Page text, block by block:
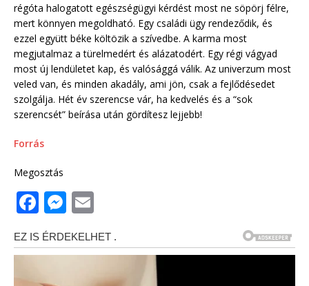
régóta halogatott egészségügyi kérdést most ne söpörj félre,
mert könnyen megoldható. Egy családi ügy rendeződik, és
ezzel együtt béke költözik a szívedbe. A karma most
megjutalmaz a türelmedért és alázatodért. Egy régi vágyad
most új lendületet kap, és valósággá válik. Az univerzum most
veled van, és minden akadály, ami jön, csak a fejlődésedet
szolgálja. Hét év szerencse vár, ha kedvelés és a “sok
szerencsét” beírása után gördítesz lejjebb!
Forrás
Megosztás
F
a
c
M
ssai